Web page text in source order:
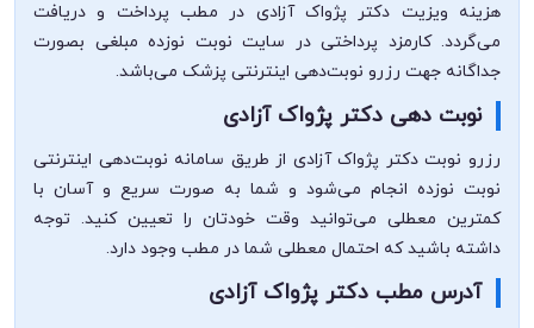
هزینه ویزیت دکتر پژواک آزادی در مطب پرداخت و دریافت
می‌گردد. کارمزد پرداختی در سایت نوبت نوزده مبلغی بصورت
جداگانه جهت رزرو نوبت‌دهی اینترنتی پزشک می‌باشد.
نوبت دهی دکتر پژواک آزادی
رزرو نوبت دکتر پژواک آزادی از طریق سامانه نوبت‌دهی اینترنتی
نوبت نوزده انجام می‌شود و شما به صورت سریع و آسان با
کمترین معطلی می‌توانید وقت خودتان را تعیین کنید. توجه
داشته باشید که احتمال معطلی شما در مطب وجود دارد.
آدرس مطب دکتر پژواک آزادی